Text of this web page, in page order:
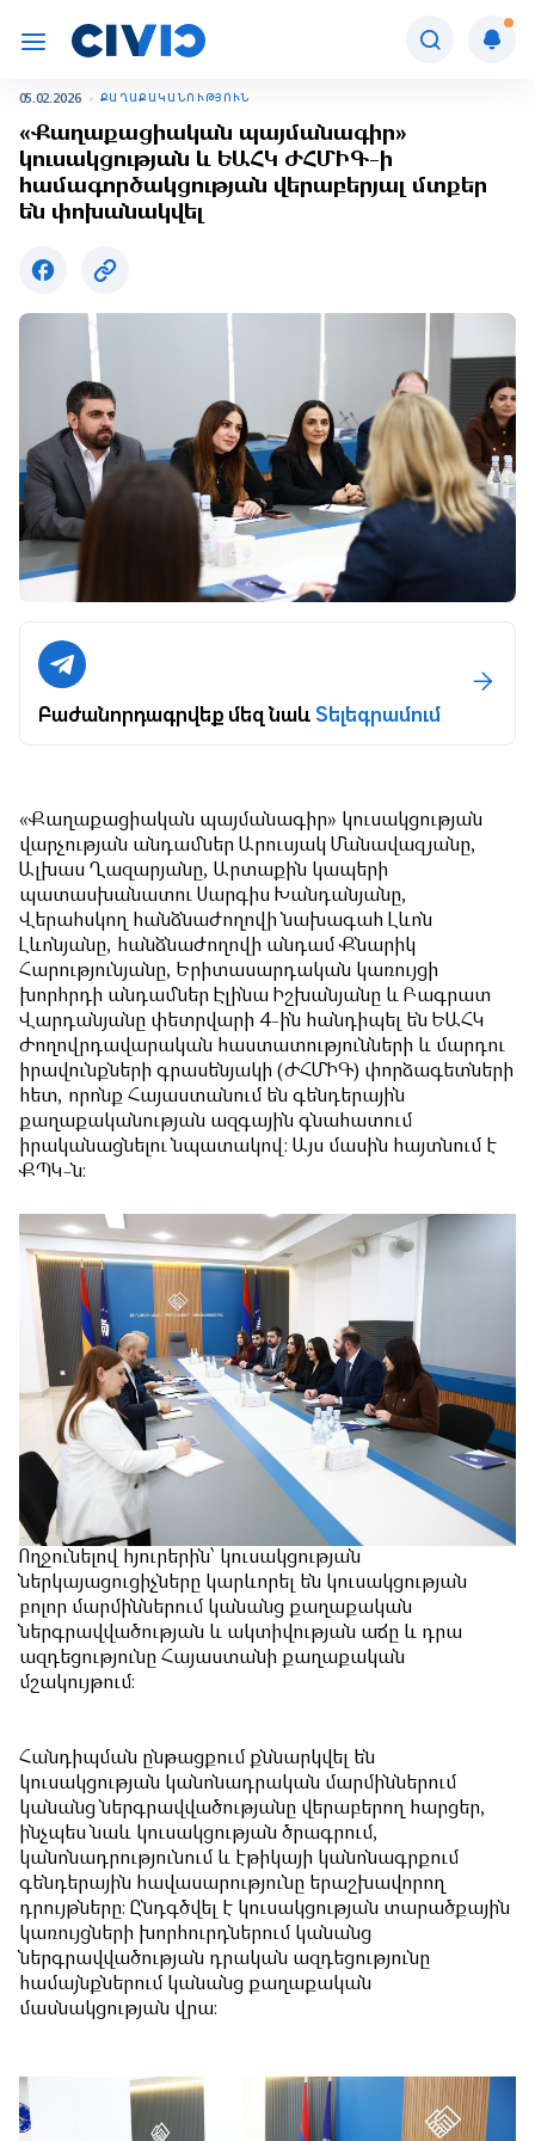
05.02.2026 ՔԱՂԱՔԱԿԱՆՈՒԹՅՈՒՆ
«Քաղաքացիական պայմանագիր»
կուսակցության և ԵԱՀԿ ԺՀՄԻԳ-ի
համագործակցության վերաբերյալ մտքեր
են փոխանակվել
Բաժանորդագրվեք մեզ նաևՏելեգրամում
«Քաղաքացիական պայմանագիր» կուսակցության
վարչության անդամներ Արուսյակ Մանավազյանը,
Ալխաս Ղազարյանը, Արտաքին կապերի
պատասխանատու Սարգիս Խանդանյանը,
Վերահսկող հանձնաժողովի նախագահ Լևոն
Լևոնյանը, հանձնաժողովի անդամ Քնարիկ
Հարությունյանը, Երիտասարդական կառույցի
խորհրդի անդամներ Էլինա Իշխանյանը և Բագրատ
Վարդանյանը փետրվարի 4-ին հանդիպել են ԵԱՀԿ
Ժողովրդավարական հաստատությունների և մարդու
իրավունքների գրասենյակի (ԺՀՄԻԳ) փորձագետների
հետ, որոնք Հայաստանում են գենդերային
քաղաքականության ազգային գնահատում
իրականացնելու նպատակով: Այս մասին հայտնում է
ՔՊԿ-ն։
Ողջունելով հյուրերին՝ կուսակցության
ներկայացուցիչները կարևորել են կուսակցության
բոլոր մարմիններում կանանց քաղաքական
ներգրավվածության և ակտիվության աճը և դրա
ազդեցությունը Հայաստանի քաղաքական
մշակույթում։
Հանդիպման ընթացքում քննարկվել են
կուսակցության կանոնադրական մարմիններում
կանանց ներգրավվածությանը վերաբերող հարցեր,
ինչպես նաև կուսակցության ծրագրում,
կանոնադրությունում և էթիկայի կանոնագրքում
գենդերային հավասարությունը երաշխավորող
դրույթները։ Ընդգծվել է կուսակցության տարածքային
կառույցների խորհուրդներում կանանց
ներգրավվածության դրական ազդեցությունը
համայնքներում կանանց քաղաքական
մասնակցության վրա։